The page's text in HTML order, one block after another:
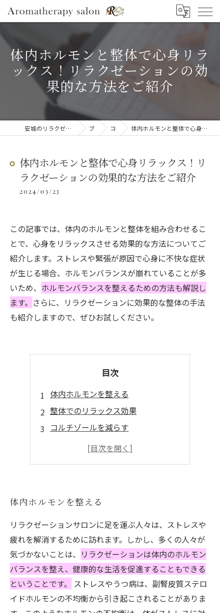
体内ホルモンと整体で心身リラ
ックス！リラクゼーションの効
果的な方法をご紹介
安城のリラクゼーションならAromatherapy salon R ブログ コラム 体内ホルモンと整体で心身リラックス！リラクゼーションの効果的な方法をご紹介
体内ホルモンと整体で心身リラックス！リ
ラクゼーションの効果的な方法をご紹介
2024/03/23
この記事では、体内のホルモンと整体を組み合わせるこ
とで、心身をリラックスさせる効果的な方法についてご
紹介します。ストレスや緊張が原因で心身に不快な症状
が生じる場合、ホルモンバランスが崩れていることが多
いため、 ホルモンバランスを整えるための方法も解説し
ます。 さらに、リラクゼーションに効果的な整体の手法
も紹介しますので、ぜひお試しください。
目次
体内ホルモンを整える
整体でのリラックス効果
コルチゾールを減らす
セロトニンの分泌を促す
体内ホルモンを整える
リラクゼーションサロンに足を運ぶ人々は、ストレスや
疲れを解消するために訪れます。しかし、多くの人々が
気づかないことは、 リラクゼーションは体内のホルモン
バランスを整え、健康的な生活を促進することもできる
ということです。
ストレスやうつ病は、副腎皮質ステロ
イドホルモンの不均衡から引き起こされることがありま